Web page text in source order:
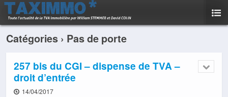
Catégories › Pas de porte
257 bis du CGI – dispense de TVA –
droit d’entrée
14/04/2017